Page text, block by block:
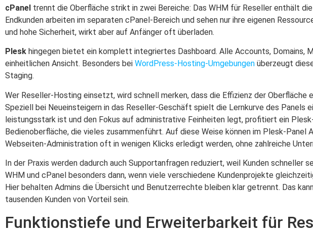
cPanel trennt die Oberfläche strikt in zwei Bereiche: Das WHM für Reseller enthält
Endkunden arbeiten im separaten cPanel-Bereich und sehen nur ihre eigenen
und hohe Sicherheit, wirkt aber auf Anfänger oft überladen.
Plesk hingegen bietet ein komplett integriertes Dashboard. Alle Accounts, Domains,
einheitlichen Ansicht. Besonders bei WordPress-Hosting-Umgebungen überzeugt
Staging.
Wer Reseller-Hosting einsetzt, wird schnell merken, dass die Effizienz der
Speziell bei Neueinsteigern in das Reseller-Geschäft spielt die Lernkurve des Panels
leistungsstark ist und den Fokus auf administrative Feinheiten legt, profitiert ein
Bedienoberfläche, die vieles zusammenführt. Auf diese Weise können im Plesk-
Webseiten-Administration oft in wenigen Klicks erledigt werden, ohne zahlreiche
In der Praxis werden dadurch auch Supportanfragen reduziert, weil Kunden schneller
WHM und cPanel besonders dann, wenn viele verschiedene Kundenprojekte
Hier behalten Admins die Übersicht und Benutzerrechte bleiben klar getrennt. Das
tausenden Kunden von Vorteil sein.
Funktionstiefe und Erweiterbarkeit für